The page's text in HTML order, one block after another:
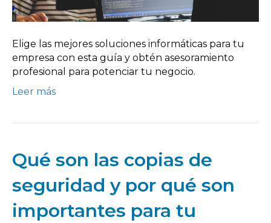
Elige las mejores soluciones informáticas para tu
empresa con esta guía y obtén asesoramiento
profesional para potenciar tu negocio.
Leer más
Qué son las copias de
seguridad y por qué son
importantes para tu